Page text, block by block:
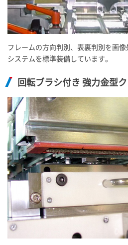
フレームの方向判別、表裏判別を画
システムを標準装備しています。
回転ブラシ付き 強力金型